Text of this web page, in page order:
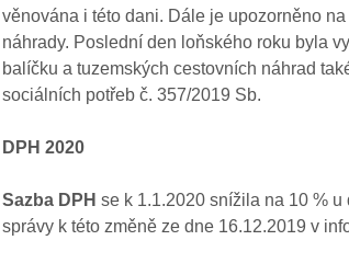
věnována i této dani. Dále je upozorněno
náhrady. Poslední den loňského roku byla
balíčku a tuzemských cestovních náhrad
sociálních potřeb č. 357/2019 Sb.
DPH 2020
Sazba DPH se k 1.1.2020 snížila na 10 %
správy k této změně ze dne 16.12.2019 v